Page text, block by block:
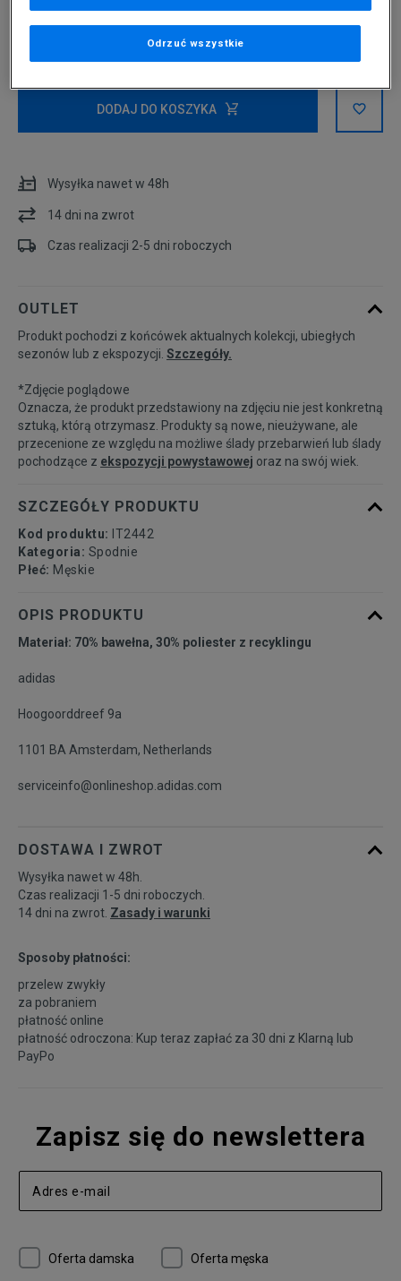
Powiadom o
dostępności
L
dostępności
DODAJ DO KOSZYKA
Wysyłka nawet w 48h
14 dni na zwrot
Czas realizacji 2-5 dni roboczych
OUTLET
Produkt pochodzi z końcówek aktualnych kolekcji, ubiegłych
sezonów lub z ekspozycji. Szczegóły.
*Zdjęcie poglądowe
Oznacza, że produkt przedstawiony na zdjęciu nie jest konkretną
sztuką, którą otrzymasz. Produkty są nowe, nieużywane, ale
przecenione ze względu na możliwe ślady przebarwień lub ślady
pochodzące z ekspozycji powystawowej oraz na swój wiek.
SZCZEGÓŁY PRODUKTU
Kod produktu: IT2442
Kategoria: Spodnie
Płeć: Męskie
OPIS PRODUKTU
Materiał: 70% bawełna, 30% poliester z recyklingu
adidas
Hoogoorddreef 9a
1101 BA Amsterdam, Netherlands
serviceinfo@onlineshop.adidas.com
DOSTAWA I ZWROT
Wysyłka nawet w 48h.
Czas realizacji 1-5 dni roboczych.
14 dni na zwrot. Zasady i warunki
Sposoby płatności:
przelew zwykły
za pobraniem
płatność online
płatność odroczona: Kup teraz zapłać za 30 dni z Klarną lub
PayPo
Zapisz się do newslettera
Oferta damska Oferta męska
Odrzuć wszystkie